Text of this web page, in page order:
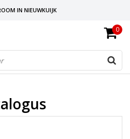
IN NIEUWKUIJK
OP AFSPRAAK
ONDER EEN DAK!
0